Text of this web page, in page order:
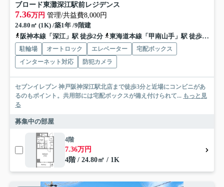
ブロード東灘深江駅前レジデンス
7.36万円 管理/共益費8,000円
24.80㎡ (1K) /築1年 /9階建
阪神本線「深江」駅 徒歩2分
東海道本線「甲南山手」駅 徒歩14分
駐輪場 オートロック エレベーター
宅配ボックス
インターネット対応
防犯カメラ
セブンイレブン 神戸阪神深江駅北店まで徒歩3分と近場にコンビニがあ
るのもポイント。共用部には宅配ボックスが備え付けられて... もっと見
る
募集中の部屋
4階
7.36万円
4階 / 24.80㎡ / 1K